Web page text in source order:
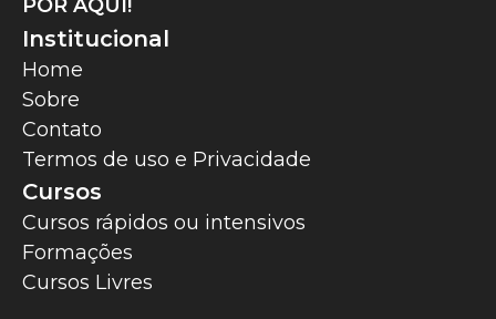
POR AQUI!
Institucional
Home
Sobre
Contato
Termos de uso e Privacidade
Cursos
Cursos rápidos ou intensivos
Formações
Cursos Livres